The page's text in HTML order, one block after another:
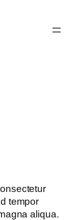
tempor
aliqua.